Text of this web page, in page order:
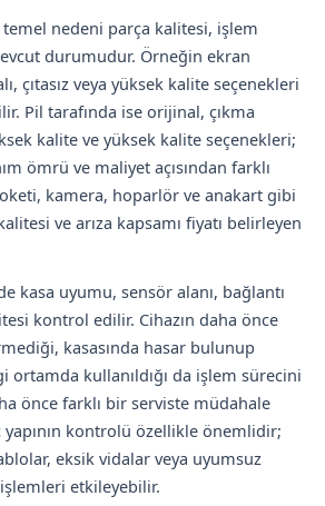
nedeni parça kalitesi, işlem
durumudur. Örneğin ekran
çıtasız veya yüksek kalite seçenekleri
Pil tarafında ise orijinal, çıkma
kalite ve yüksek kalite seçenekleri;
ömrü ve maliyet açısından farklı
kamera, hoparlör ve anakart gibi
ve arıza kapsamı fiyatı belirleyen
kasa uyumu, sensör alanı, bağlantı
kontrol edilir. Cihazın daha önce
kasasında hasar bulunup
ortamda kullanıldığı da işlem sürecini
önce farklı bir serviste müdahale
kontrolü özellikle önemlidir;
eksik vidalar veya uyumsuz
işlemleri etkileyebilir.